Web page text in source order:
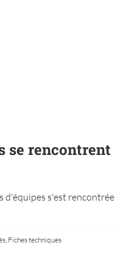
se rencontrent
d'équipes s'est rencontrée
Fiches techniques
Metz 2025